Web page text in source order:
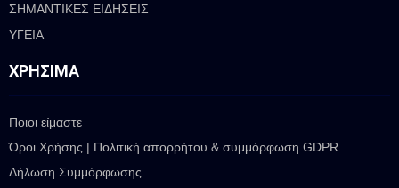
ΣΗΜΑΝΤΙΚΕΣ ΕΙΔΗΣΕΙΣ
ΥΓΕΙΑ
ΧΡΉΣΙΜΑ
Ποιοι είμαστε
Όροι Χρήσης | Πολιτική απορρήτου & συμμόρφωση GDPR
Δήλωση Συμμόρφωσης